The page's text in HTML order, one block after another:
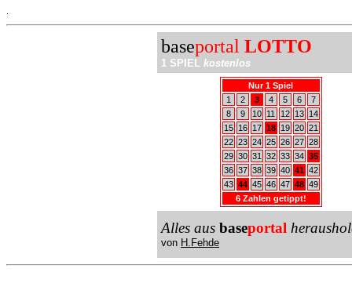
baseportal LOTTO
1 SPIEL kostenlos
Nur 1 Spiel
1
2 3 4 5 6
7
8
9 10 11 12 13
14
15
16 17 18 19 20 21
22 23 24 25 26 27 28
29 30 31 32 33 34 35
36 37 38 39 40 41 42
43 44 45 46 47 48 49
6 Zahlen getippt!
Alles aus baseportal
von H.Fehde